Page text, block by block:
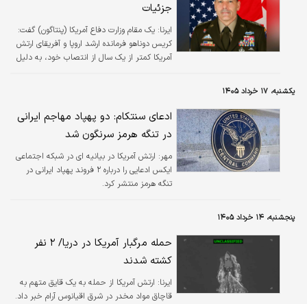
جزئیات
ایرنا: یک مقام وزارت دفاع آمریکا (پنتاگون) گفت:
کریس دوناهو فرمانده ارشد اروپا و آفریقای ارتش
آمریکا کمتر از یک سال از انتصاب خود، به دلیل
یکشنبه، ۱۷ خرداد ۱۴۰۵
ادعای سنتکام: دو پهپاد مهاجم ایرانی
در تنگه هرمز سرنگون شد
مهر: ارتش آمریکا در بیانیه ای در شبکه اجتماعی
ایکس ادعایی را درباره ۲ فروند پهپاد ایرانی در
تنگه هرمز منتشر کرد.
پنجشنبه، ۱۴ خرداد ۱۴۰۵
حمله مرگبار آمریکا در دریا/ ۲ نفر
کشته شدند
ایرنا: ارتش آمریکا از حمله به یک قایق متهم به
قاچاق مواد مخدر در شرق اقیانوس آرام خبر داد.